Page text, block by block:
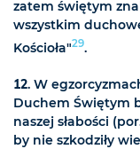
zatem świętym
wszystkim
Kościoła"29.
12. W
Duchem Świętym
naszej słabości
by nie szkodziły